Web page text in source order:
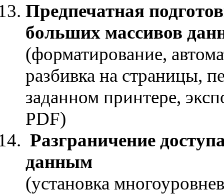
Предпечатная
больших массивов
(форматирование,
разбивка на страницы,
заданном принтере,
PDF)
Разграничение
данным
(установка